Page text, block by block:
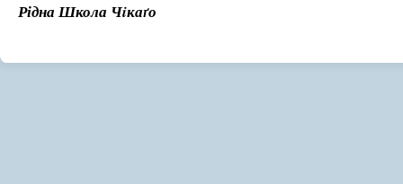
Рідна Школа Чiкаґо